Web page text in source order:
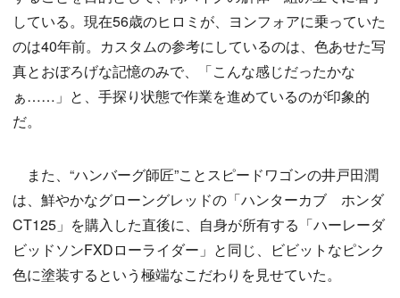
している。現在56歳のヒロミが、ヨンフォアに乗っていた
のは40年前。カスタムの参考にしているのは、色あせた写
真とおぼろげな記憶のみで、「こんな感じだったかな
ぁ……」と、手探り状態で作業を進めているのが印象的
だ。
また、“ハンバーグ師匠”ことスピードワゴンの井戸田潤
は、鮮やかなグローングレッドの「ハンターカブ ホンダ
CT125」を購入した直後に、自身が所有する「ハーレーダ
ビッドソンFXDローライダー」と同じ、ビビットなピンク
色に塗装するという極端なこだわりを見せていた。